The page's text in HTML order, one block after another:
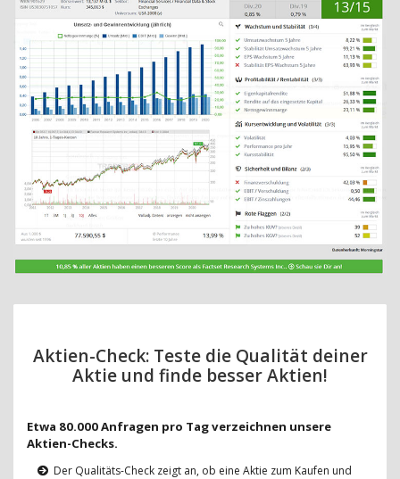
Aktien-Check: Teste die Qualität deiner
Aktie und finde besser Aktien!
Etwa 80.000 Anfragen pro Tag verzeichnen unsere
Aktien-Checks.
Der Qualitäts-Check zeigt an, ob eine Aktie zum Kaufen und